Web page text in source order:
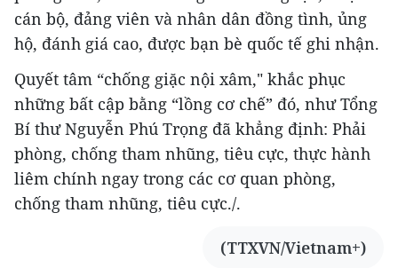
cán bộ, đảng viên và nhân dân đồng tình, ủng
hộ, đánh giá cao, được bạn bè quốc tế ghi nhận.
Quyết tâm “chống giặc nội xâm," khắc phục
những bất cập bằng “lồng cơ chế” đó, như Tổng
Bí thư Nguyễn Phú Trọng đã khẳng định: Phải
phòng, chống tham nhũng, tiêu cực, thực hành
liêm chính ngay trong các cơ quan phòng,
chống tham nhũng, tiêu cực./.
(TTXVN/Vietnam+)